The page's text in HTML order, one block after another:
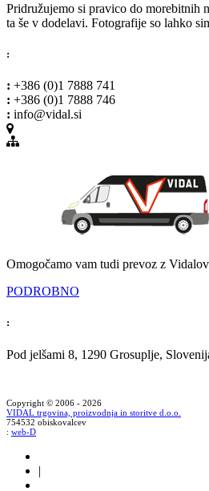
Pridružujemo si pravico do morebitnih
ta še v dodelavi. Fotografije so lahko
:
: +386 (0)1 7888 741
: +386 (0)1 7888 746
: info@vidal.si
Omogočamo vam tudi prevoz z
PODROBNO
:
Pod jelšami 8, 1290 Grosuplje,
Copyright © 2006 - 2026
VIDAL trgovina, proizvodnja in storitve d.o.o.
754532 obiskovalcev
: web-D
|